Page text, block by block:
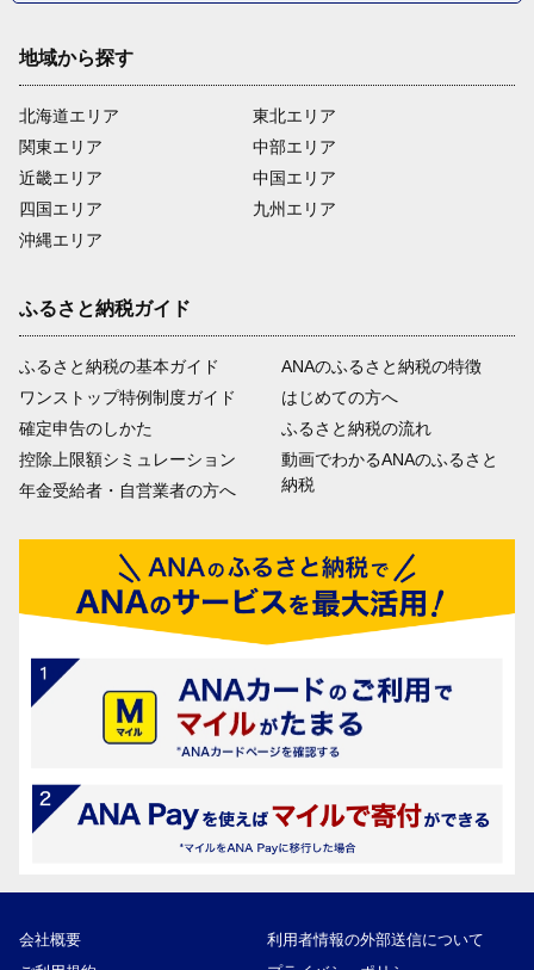
地域から探す
北海道エリア
関東エリア
近畿エリア
四国エリア
沖縄エリア
東北エリア
中部エリア
中国エリア
九州エリア
ふるさと納税ガイド
ふるさと納税の基本ガイド
ワンストップ特例制度ガイド
確定申告のしかた
控除上限額シミュレーション
年金受給者・自営業者の方へ
ANAのふるさと納税の特徴
はじめての方へ
ふるさと納税の流れ
動画でわかるANAのふるさと
納税
会社概要
利用者情報の外部送信について